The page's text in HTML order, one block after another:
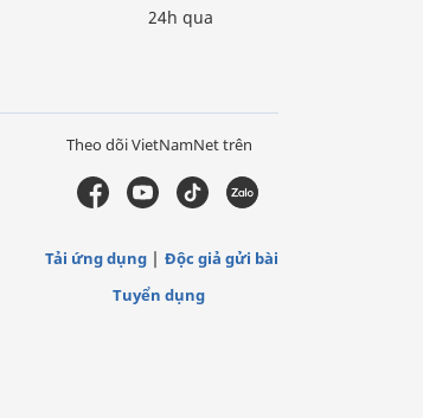
24h qua
Theo dõi VietNamNet trên
Tải ứng dụng
Độc giả gửi bài
Tuyển dụng